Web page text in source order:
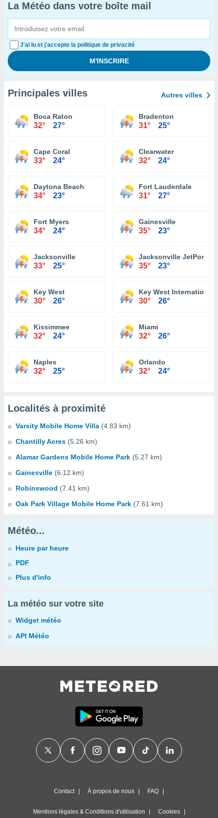
La Météo dans votre boîte mail
J'ai lu et j'accepte la politique de privacité
Principales villes Autres villes
Boca Raton
32° 27°
Bradenton
31° 25°
Cape Coral
33° 24°
Clearwater
32° 24°
Daytona Beach
34° 23°
Fort Lauderdale
31° 27°
Fort Myers
34° 24°
Gainesville
35° 23°
Jacksonville
33° 25°
Jacksonville JetPort at
35° 23°
Key West
30° 26°
Key West International
30° 26°
Kissimmee
32° 24°
Miami
32° 26°
Naples
32° 25°
Orlando
32° 24°
Localités à proximité
Varsity Mobile Home Villa (4.83 km)
Chantilly Acres (5.26 km)
Alamar Gardens Mobile Home Park (5.27 km)
Gainesville (6.12 km)
Robinswood (7.41 km)
Oak Park Village Mobile Home Park (7.61 km)
Météo...
Heure par heure
PDF
Plus d'info
La météo sur votre site
Widget météo
API Météo
Contact À propos de nous FAQ
Mentions légales & Conditions d'utilisation Cookies